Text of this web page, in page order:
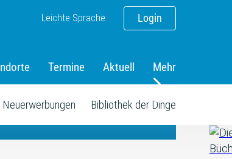
Login
Leichte Sprache
Termine Aktuell Mehr
Neuerwerbungen Bibliothek der Dinge